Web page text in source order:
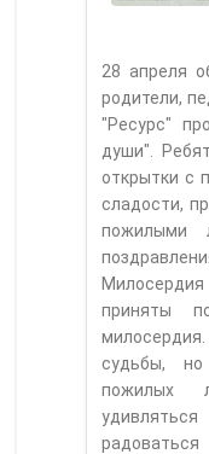
28 апреля
родители,
"Ресурс"
души".
открытки с
сладости,
пожилыми
приняты
судьбы,
пожилых